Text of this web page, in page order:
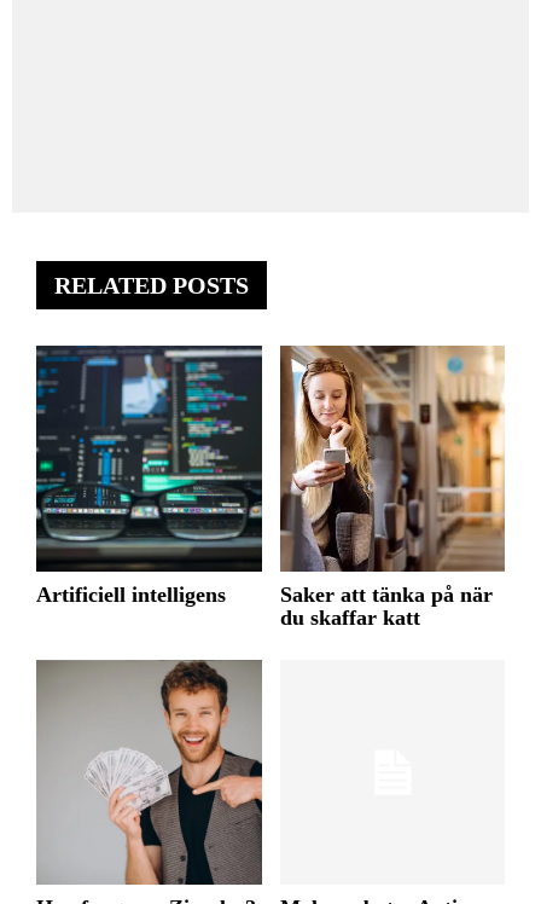
RELATED POSTS
Artificiell intelligens
Saker att tänka på när
du skaffar katt